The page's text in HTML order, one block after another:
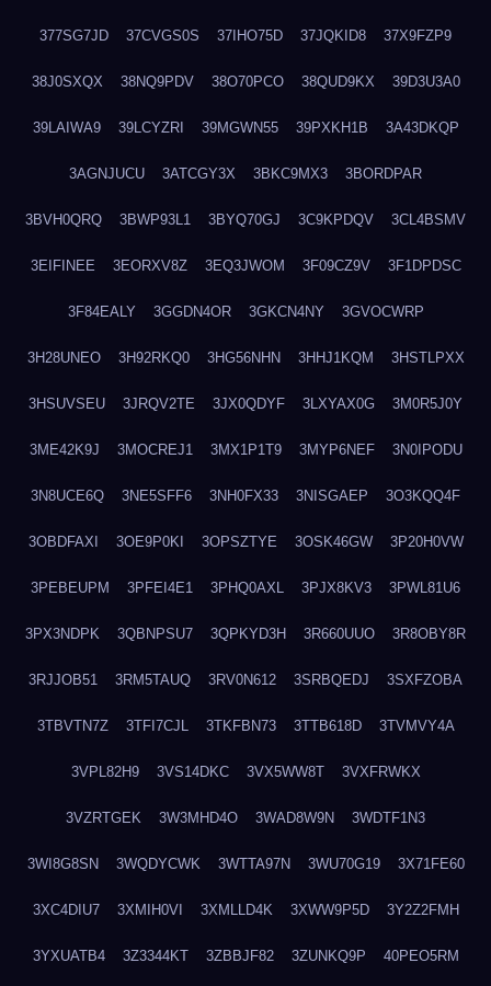
377SG7JD 37CVGS0S 37IHO75D 37JQKID8 37X9FZP9
38J0SXQX 38NQ9PDV 38O70PCO 38QUD9KX 39D3U3A0
39LAIWA9 39LCYZRI 39MGWN55 39PXKH1B 3A43DKQP
3AGNJUCU 3ATCGY3X 3BKC9MX3 3BORDPAR
3BVH0QRQ 3BWP93L1 3BYQ70GJ 3C9KPDQV 3CL4BSMV
3EIFINEE 3EORXV8Z 3EQ3JWOM 3F09CZ9V 3F1DPDSC
3F84EALY 3GGDN4OR 3GKCN4NY 3GVOCWRP
3H28UNEO 3H92RKQ0 3HG56NHN 3HHJ1KQM 3HSTLPXX
3HSUVSEU 3JRQV2TE 3JX0QDYF 3LXYAX0G 3M0R5J0Y
3ME42K9J 3MOCREJ1 3MX1P1T9 3MYP6NEF 3N0IPODU
3N8UCE6Q 3NE5SFF6 3NH0FX33 3NISGAEP 3O3KQQ4F
3OBDFAXI 3OE9P0KI 3OPSZTYE 3OSK46GW 3P20H0VW
3PEBEUPM 3PFEI4E1 3PHQ0AXL 3PJX8KV3 3PWL81U6
3PX3NDPK 3QBNPSU7 3QPKYD3H 3R660UUO 3R8OBY8R
3RJJOB51 3RM5TAUQ 3RV0N612 3SRBQEDJ 3SXFZOBA
3TBVTN7Z 3TFI7CJL 3TKFBN73 3TTB618D 3TVMVY4A
3VPL82H9 3VS14DKC 3VX5WW8T 3VXFRWKX
3VZRTGEK 3W3MHD4O 3WAD8W9N 3WDTF1N3
3WI8G8SN 3WQDYCWK 3WTTA97N 3WU70G19 3X71FE60
3XC4DIU7 3XMIH0VI 3XMLLD4K 3XWW9P5D 3Y2Z2FMH
3YXUATB4 3Z3344KT 3ZBBJF82 3ZUNKQ9P 40PEO5RM